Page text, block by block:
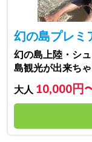
幻の島プレミ
幻の島上陸・シ
島観光が出来ち
大人 10,000円